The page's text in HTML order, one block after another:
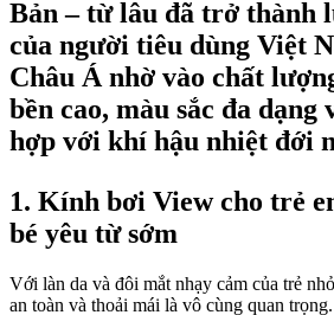
Bản – từ lâu đã trở thành
của người tiêu dùng Việt
Châu Á nhờ vào chất
bền cao, màu sắc đa dạng
hợp với khí hậu nhiệt đới
1. Kính bơi View cho trẻ
bé yêu từ sớm
Với làn da và đôi mắt nhạy cảm của trẻ
an toàn và thoải mái là vô cùng quan